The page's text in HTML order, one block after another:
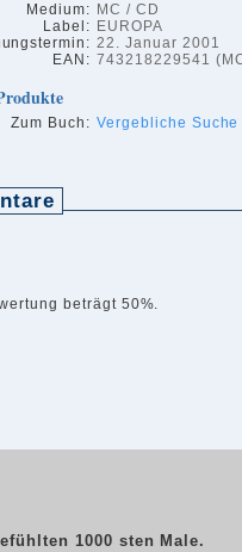
Medium:
Label:
EAN:
MC / CD
EUROPA
22. Januar 2001
743218229541
Zum Buch: Vergebliche Suche
beträgt 50%.
1000 sten Male.